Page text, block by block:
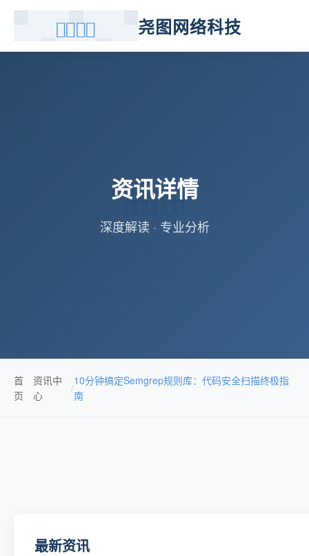
尧图网络科技
资讯详情
深度解读 · 专业分析
首
页
资讯中
心
/
10分钟搞定Semgrep规则库：代码安全扫描终极指
南
最新资讯